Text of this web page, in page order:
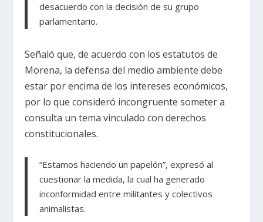
desacuerdo con la decisión de su grupo
parlamentario.
Señaló que, de acuerdo con los estatutos de
Morena, la defensa del medio ambiente debe
estar por encima de los intereses económicos,
por lo que consideró incongruente someter a
consulta un tema vinculado con derechos
constitucionales.
“Estamos haciendo un papelón”, expresó al
cuestionar la medida, la cual ha generado
inconformidad entre militantes y colectivos
animalistas.